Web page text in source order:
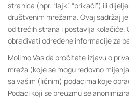
stranica (npr. “lajk”, “prikači”) ili
društvenim mrežama. Ovaj sadržaj
od trećih strana i postavlja kolačiće.
obrađivati određene informacije za
Molimo Vas da pročitate izjavu o
mreža (koje se mogu redovno
sa vašim (ličnim) podacima koje
Podaci koji se preuzmu se